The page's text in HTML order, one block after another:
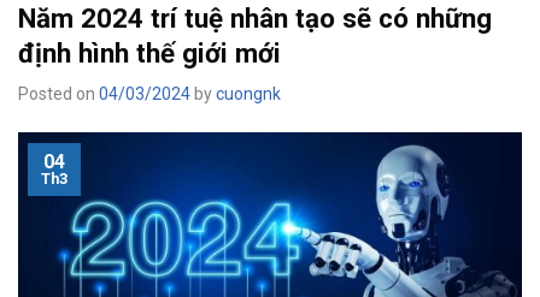
Năm 2024 trí tuệ nhân tạo sẽ có những
định hình thế giới mới
Posted on 04/03/2024 bycuongnk
04
Th3